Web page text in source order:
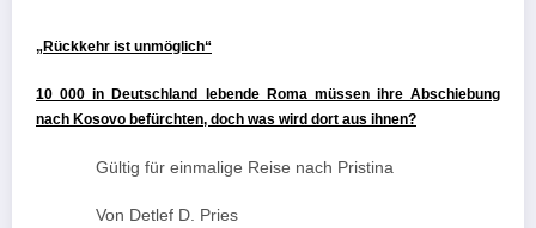
„Rückkehr ist unmöglich“
10 000 in Deutschland lebende Roma müssen ihre Abschiebung
nach Kosovo befürchten, doch was wird dort aus ihnen?
Gültig für einmalige Reise nach Pristina
Von Detlef D. Pries